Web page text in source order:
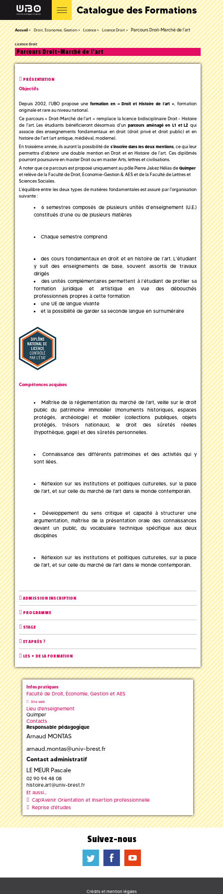
Catalogue des Formations
Accueil Droit, Economie, Gestion Licence Licence Droit Parcours Droit-Marché de l'art
Licence Droit
Parcours Droit-Marché de l'art
PRÉSENTATION
Objectifs
Depuis 2002, l’UBO propose une formation en « Droit et Histoire de l’art » , formation
originale et rare au niveau national.
Ce parcours « Droit-Marché de l'art » remplace la licence bidisciplinaire Droit - Histoire
de l'art. Les étudiants bénéficieront désormais d'un parcours aménagé en L1 et L2 qui
associe des enseignements fondamentaux en droit (droit privé et droit public) et en
histoire de l'art (art antique, médiéval, moderne).
En troisième année, ils auront la possibilité de s'inscrire dans les deux mentions, ce qui leur
permettra d'obtenir une double mention en Droit et en Histoire de l'art. Ces diplômés
pourront poursuivre en master Droit ou en master Arts, lettres et civilisations.
A noter que ce parcours est proposé uniquement au pôle Pierre Jakez Hélias de Quimper
et relève de la Faculté de Droit, Economie-Gestion & AES et de la Faculté de Lettres et
Sciences Sociales.
L’équilibre entre les deux types de matières fondamentales est assuré par l'organisation
suivante :
6 semestres composés de plusieurs unités d’enseignement (U.E.)
constitués d’une ou de plusieurs matières
Chaque semestre comprend
des cours fondamentaux en droit et en histoire de l’art. L’étudiant
y suit des enseignements de base, souvent assortis de travaux
dirigés
des unités complémentaires permettent à l’étudiant de profiler sa
formation juridique et artistique en vue des débouchés
professionnels propres à cette formation
une UE de langue vivante
et la possibilité de garder sa seconde langue en surnuméraire
Compétences acquises
Maîtrise de la réglementation du marché de l'art, veille sur le droit
public du patrimoine immobilier (monuments historiques, espaces
protégés, archéologie) et mobilier (collections publiques, objets
protégés, trésors nationaux), le droit des sûretés réelles
(hypothèque, gage) et des sûretés personnelles.
Connaissance des différents patrimoines et des activités qui y
sont liées.
Réflexion sur les institutions et politiques culturelles, sur la place
de l'art, et sur celle du marché de l'art dans le monde contemporain.
Développement du sens critique et capacité à structurer une
argumentation, maîtrise de la présentation orale des connaissances
devant un public, du vocabulaire technique spécifique aux deux
disciplines
Réflexion sur les institutions et politiques culturelles, sur la place
de l'art, et sur celle du marché de l'art dans le monde contemporain.
ADMISSION INSCRIPTION
PROGRAMME
STAGE
ET APRÈS ?
LES + DE LA FORMATION
Infos pratiques
Faculté de Droit, Économie, Gestion et AES
Site web
Lieu d'enseignement
Quimper
Contacts
Responsable pédagogique
Arnaud MONTAS
arnaud.montas@univ-brest.fr
Contact administratif
LE MEUR Pascale
02 90 94 48 08
histoire.art@univ-brest.fr
Et aussi...
Cap'Avenir Orientation et Insertion professionnelle
Reprise d'études
Suivez-nous
a b f
Crédits et mention légales